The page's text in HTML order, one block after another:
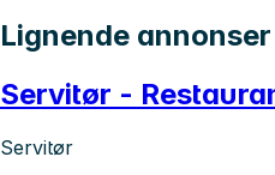
Lignende annonser
Servitør -
Servitør